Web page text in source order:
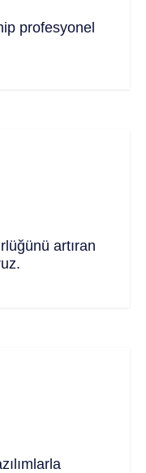
profesyonel
artıran